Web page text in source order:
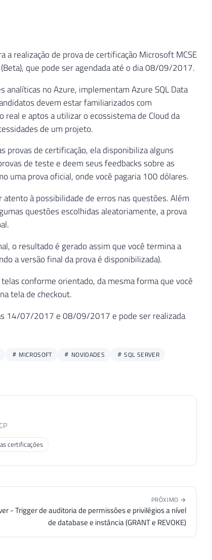
realização de prova de certificação Microsoft MCSE
que pode ser agendada até o dia 08/09/2017.
no Azure, implementam Azure SQL Data
devem estar familiarizados com
e aptos a utilizar o ecossistema de Cloud da
de um projeto.
provas de certificação, ela disponibiliza alguns
de teste e deem seus feedbacks sobre as
uma prova oficial, onde você pagaria 100 dólares.
atento à possibilidade de erros nas questões. Além
questões escolhidas aleatoriamente, a prova
o resultado é gerado assim que você termina a
a versão final da prova é disponibilizada).
conforme orientado, da mesma forma que você
na tela de checkout.
14/07/2017 e 08/09/2017 e pode ser realizada
MICROSOFT NOVIDADES
SQL SERVER
certificações
PRÓXIMO →
- Trigger de auditoria de permissões e privilégios a nível
de database e instância (GRANT e REVOKE)